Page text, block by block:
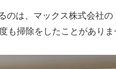
のは、マックス株式会社の
も掃除をしたことがありま